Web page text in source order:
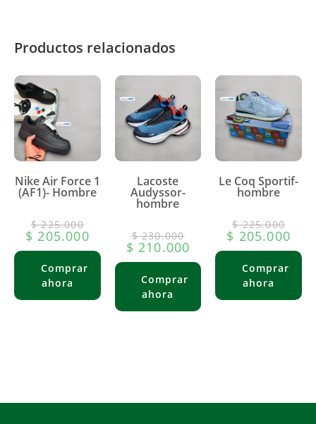
Productos relacionados
Nike Air Force 1
(AF1)- Hombre
$225.000
$ 205.000
Lacoste
Audyssor-
hombre
$230.000
$ 210.000
Le Coq Sportif-
hombre
$225.000
$ 205.000